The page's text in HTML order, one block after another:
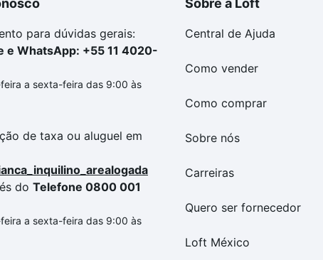
para dúvidas gerais:
e WhatsApp: +55 11 4020-
a sexta-feira das 9:00 às
de taxa ou aluguel em
do Telefone 0800 001
a sexta-feira das 9:00 às
Sobre a Loft
Central de Ajuda
Como vender
Como comprar
Sobre nós
Carreiras
Quero ser fornecedor
Loft México